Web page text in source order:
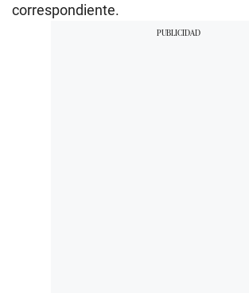
correspondiente.